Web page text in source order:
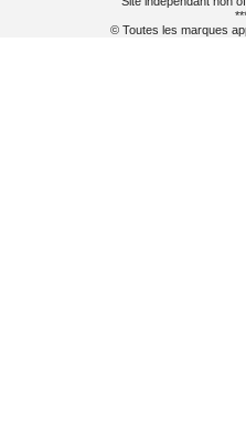
© Toutes les marques